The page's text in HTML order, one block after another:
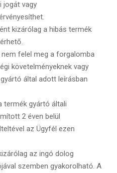
jogát vagy
kizárólag a hibás termék
felel meg a forgalomba
követelményeknek vagy
által adott leírásban
termék gyártó általi
2 éven belül
az Ügyfél ezen
az ingó dolog
szemben gyakorolható. A